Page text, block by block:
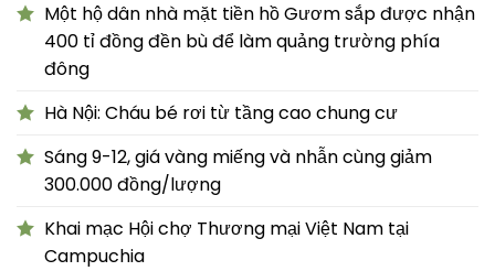
Một hộ dân nhà mặt tiền hồ Gươm sắp được nhận
400 tỉ đồng đền bù để làm quảng trường phía
đông
Hà Nội: Cháu bé rơi từ tầng cao chung cư
Sáng 9-12, giá vàng miếng và nhẫn cùng giảm
300.000 đồng/lượng
Khai mạc Hội chợ Thương mại Việt Nam tại
Campuchia